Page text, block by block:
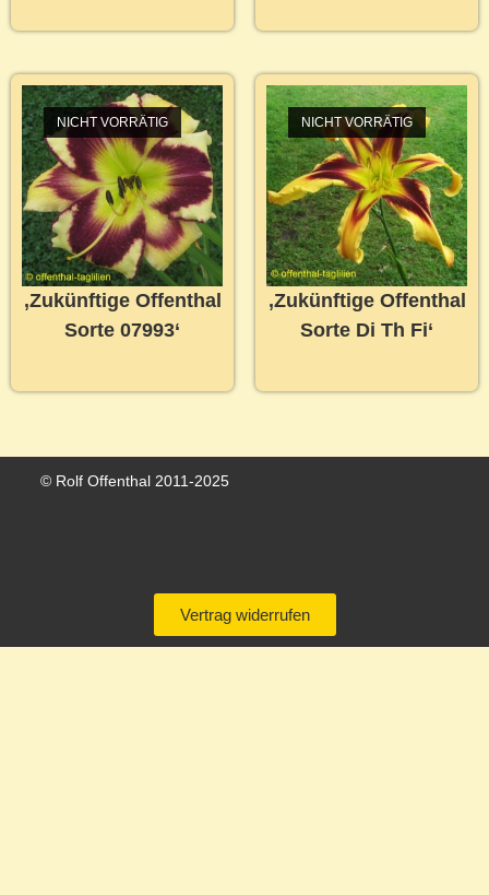
NICHT VORRÄTIG
‚Zukünftige Offenthal
Sorte 07993‘
NICHT VORRÄTIG
‚Zukünftige Offenthal
Sorte Di Th Fi‘
© Rolf Offenthal 2011-2025
Vertrag widerrufen